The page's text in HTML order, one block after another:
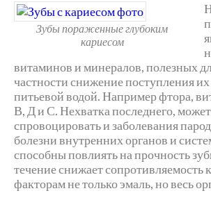
Зубы пораженные глубоким
кариесом
витаминов и минералов, полезных
частности снижение поступления
питьевой водой. Например фтора,
В, Д и С. Нехватка последнего, может
спровоцировать и заболевания
болезни внутренних органов и
способны повлиять на прочность
течение снижает сопротивляемость
факторам не только эмаль, но весь